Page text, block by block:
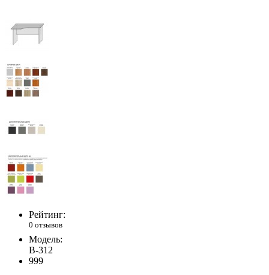
Рейтинг:
0 отзывов
Модель:
В-312
999